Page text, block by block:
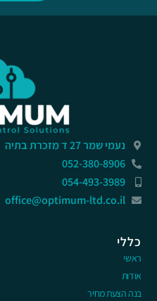
נעמי שמר 27 ד מזכרת בתיה
052-380-8906
054-493-3989
office@optimum-ltd.co.il
כללי
ראשי
אודות
בנה הצעת מחיר